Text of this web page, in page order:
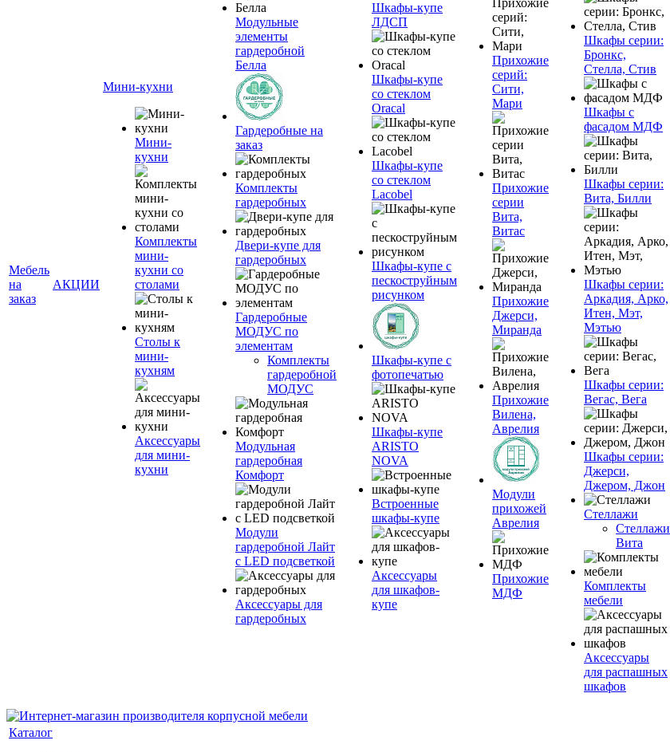
Мебель
на
заказ
АКЦИИ
Мини-кухни
Мини-
кухни
Комплекты
мини-
кухни со
столами
Столы к
мини-
кухням
Аксессуары
для мини-
кухни
Модульные
элементы
гардеробной
Белла
Гардеробные на
заказ
Комплекты
гардеробных
Двери-купе для
гардеробных
Гардеробные
МОДУС по
элементам
Комплекты
гардеробной
МОДУС
Модульная
гардеробная
Комфорт
Модули
гардеробной Лайт
с LED подсветкой
Аксессуары для
гардеробных
Шкафы-купе
ЛДСП
Шкафы-купе
со стеклом
Oracal
Шкафы-купе
со стеклом
Lacobel
Шкафы-купе с
пескоструйным
рисунком
Шкафы-купе с
фотопечатью
Шкафы-купе
ARISTO
NOVA
Встроенные
шкафы-купе
Аксессуары
для шкафов-
купе
Прихожие
серий:
Сити,
Мари
Прихожие
серии
Вита,
Витас
Прихожие
Джерси,
Миранда
Прихожие
Вилена,
Аврелия
Модули
прихожей
Аврелия
Прихожие
МДФ
Шкафы серии:
Бронкс,
Стелла, Стив
Шкафы с
фасадом МДФ
Шкафы серии:
Вита, Билли
Шкафы серии:
Аркадия, Арко,
Итен, Мэт,
Мэтью
Шкафы серии:
Вегас, Вега
Шкафы серии:
Джерси,
Джером, Джон
Стеллажи
Стеллажи
Вита
Комплекты
мебели
Аксессуары
для распашных
шкафов
Каталог